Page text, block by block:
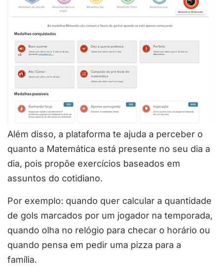
Além disso, a plataforma te ajuda a perceber o
quanto a Matemática está presente no seu dia a
dia, pois propõe exercícios baseados em
assuntos do cotidiano.
Por exemplo: quando quer calcular a quantidade
de gols marcados por um jogador na temporada,
quando olha no relógio para checar o horário ou
quando pensa em pedir uma pizza para a
família.